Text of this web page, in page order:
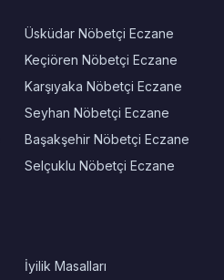
Üsküdar Nöbetçi Eczane
Keçiören Nöbetçi Eczane
Karşıyaka Nöbetçi Eczane
Seyhan Nöbetçi Eczane
Başakşehir Nöbetçi Eczane
Selçuklu Nöbetçi Eczane
İyilik Masalları